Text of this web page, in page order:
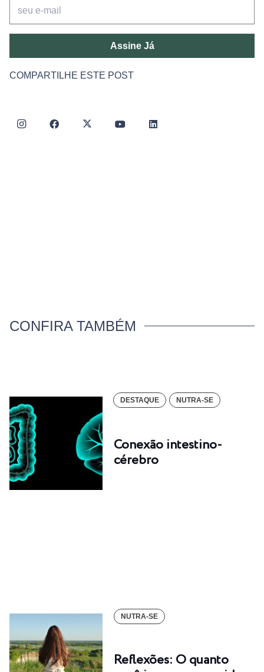
Assine Já
COMPARTILHE ESTE POST
CONFIRA TAMBÉM
DESTAQUE NUTRA-SE
Conexão intestino-
cérebro
NUTRA-SE
Reflexões: O quanto